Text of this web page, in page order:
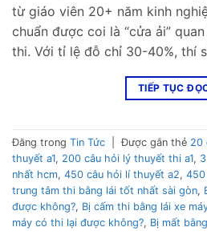
từ giáo viên 20+ năm kinh
chuẩn được coi là “cửa ải”
thi. Với tỉ lệ đỗ chỉ 30-40%, thí
TIẾP TỤC
Đăng trong Tin Tức Được gắn thẻ 20
thuyết a1, 200 câu hỏi lý thuyết thi a1,
nhất hcm, 450 câu hỏi lí thuyết a2,
trung tâm thi bằng lái tốt nhất sài gòn,
được không?, Bị cấm thi bằng lái xe
máy có thi lại được không?, Bị mất